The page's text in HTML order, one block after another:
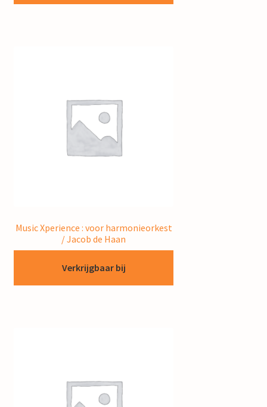
Music Xperience : voor harmonieorkest
/ Jacob de Haan
Verkrijgbaar bij